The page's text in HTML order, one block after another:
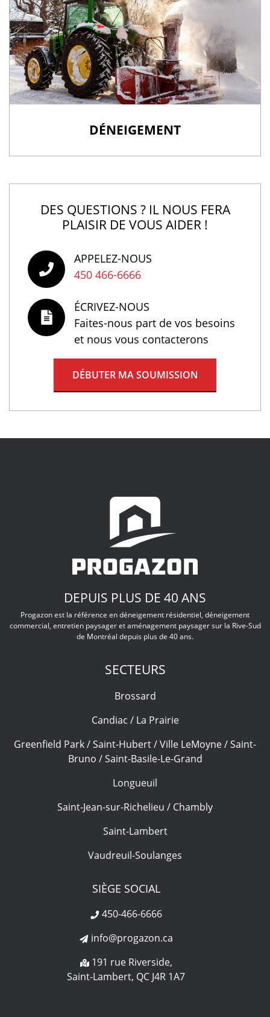
DÉNEIGEMENT
DES QUESTIONS ? IL NOUS FERA
PLAISIR DE VOUS AIDER !
APPELEZ-NOUS
450 466-6666
ÉCRIVEZ-NOUS
Faites-nous part de vos besoins
et nous vous contacterons
DÉBUTER MA SOUMISSION
DEPUIS PLUS DE 40 ANS
Progazon est la référence en déneigement résidentiel, déneigement
commercial, entretien paysager et aménagement paysager sur la Rive-Sud
de Montréal depuis plus de 40 ans.
SECTEURS
Brossard
Candiac / La Prairie
Greenfield Park / Saint-Hubert / Ville LeMoyne / Saint-
Bruno / Saint-Basile-Le-Grand
Longueuil
Saint-Jean-sur-Richelieu / Chambly
Saint-Lambert
Vaudreuil-Soulanges
SIÈGE SOCIAL
450-466-6666
info@progazon.ca
191 rue Riverside,
Saint-Lambert, QC J4R 1A7